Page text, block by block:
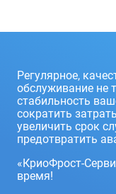
Регулярное,
обслуживание не
стабильность
сократить
увеличить срок
предотвратить
«КриоФрост-
время!